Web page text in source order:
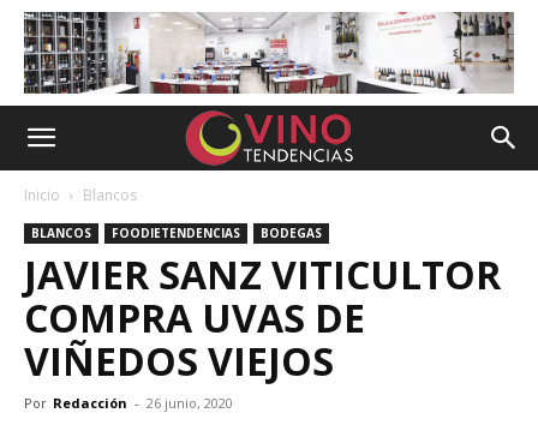
Inicio Blancos
BLANCOS FOODIETENDENCIAS BODEGAS
JAVIER SANZ VITICULTOR
COMPRA UVAS DE
VIÑEDOS VIEJOS
Por Redacción - 26 junio, 2020